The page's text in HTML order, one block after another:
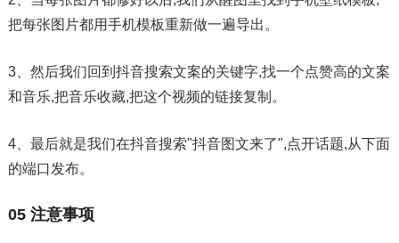
把每张图片都用手机模板重新做一遍导出。
3、然后我们回到抖音搜索文案的关键字,找一个点赞高的文案
和音乐,把音乐收藏,把这个视频的链接复制。
4、最后就是我们在抖音搜索"抖音图文来了",点开话题,从下面
的端口发布。
05 注意事项